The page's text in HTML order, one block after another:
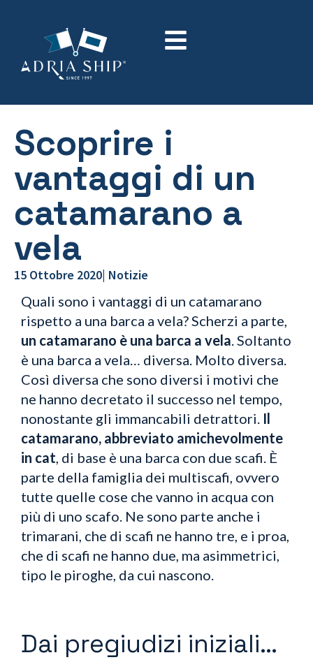
Scoprire i
vantaggi di un
catamarano a
vela
15 Ottobre 2020| Notizie
Quali sono i vantaggi di un catamarano
rispetto a una barca a vela? Scherzi a parte,
un catamarano è una barca a vela. Soltanto
è una barca a vela… diversa. Molto diversa.
Così diversa che sono diversi i motivi che
ne hanno decretato il successo nel tempo,
nonostante gli immancabili detrattori. Il
catamarano, abbreviato amichevolmente
in cat, di base è una barca con due scafi. È
parte della famiglia dei multiscafi, ovvero
tutte quelle cose che vanno in acqua con
più di uno scafo. Ne sono parte anche i
trimarani, che di scafi ne hanno tre, e i proa,
che di scafi ne hanno due, ma asimmetrici,
tipo le piroghe, da cui nascono.
Dai pregiudizi iniziali…